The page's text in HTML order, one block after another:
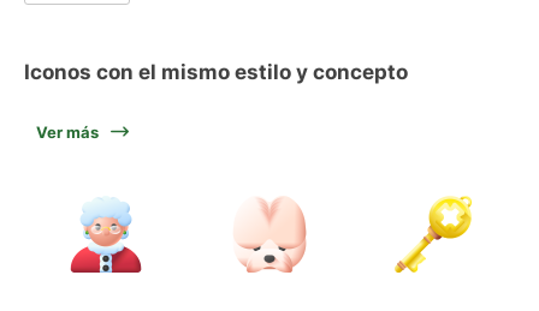
Iconos con el mismo estilo y concepto
Ver más